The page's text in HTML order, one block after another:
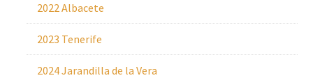
2022 Albacete
2023 Tenerife
2024 Jarandilla de la Vera